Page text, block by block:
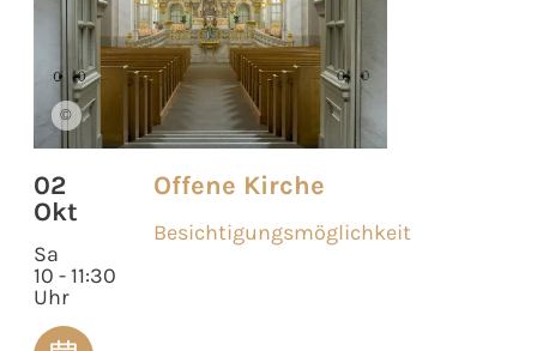
©
02
Okt
Sa
10 - 11:30
Uhr
Offene Kirche
Besichtigungsmöglichkeit